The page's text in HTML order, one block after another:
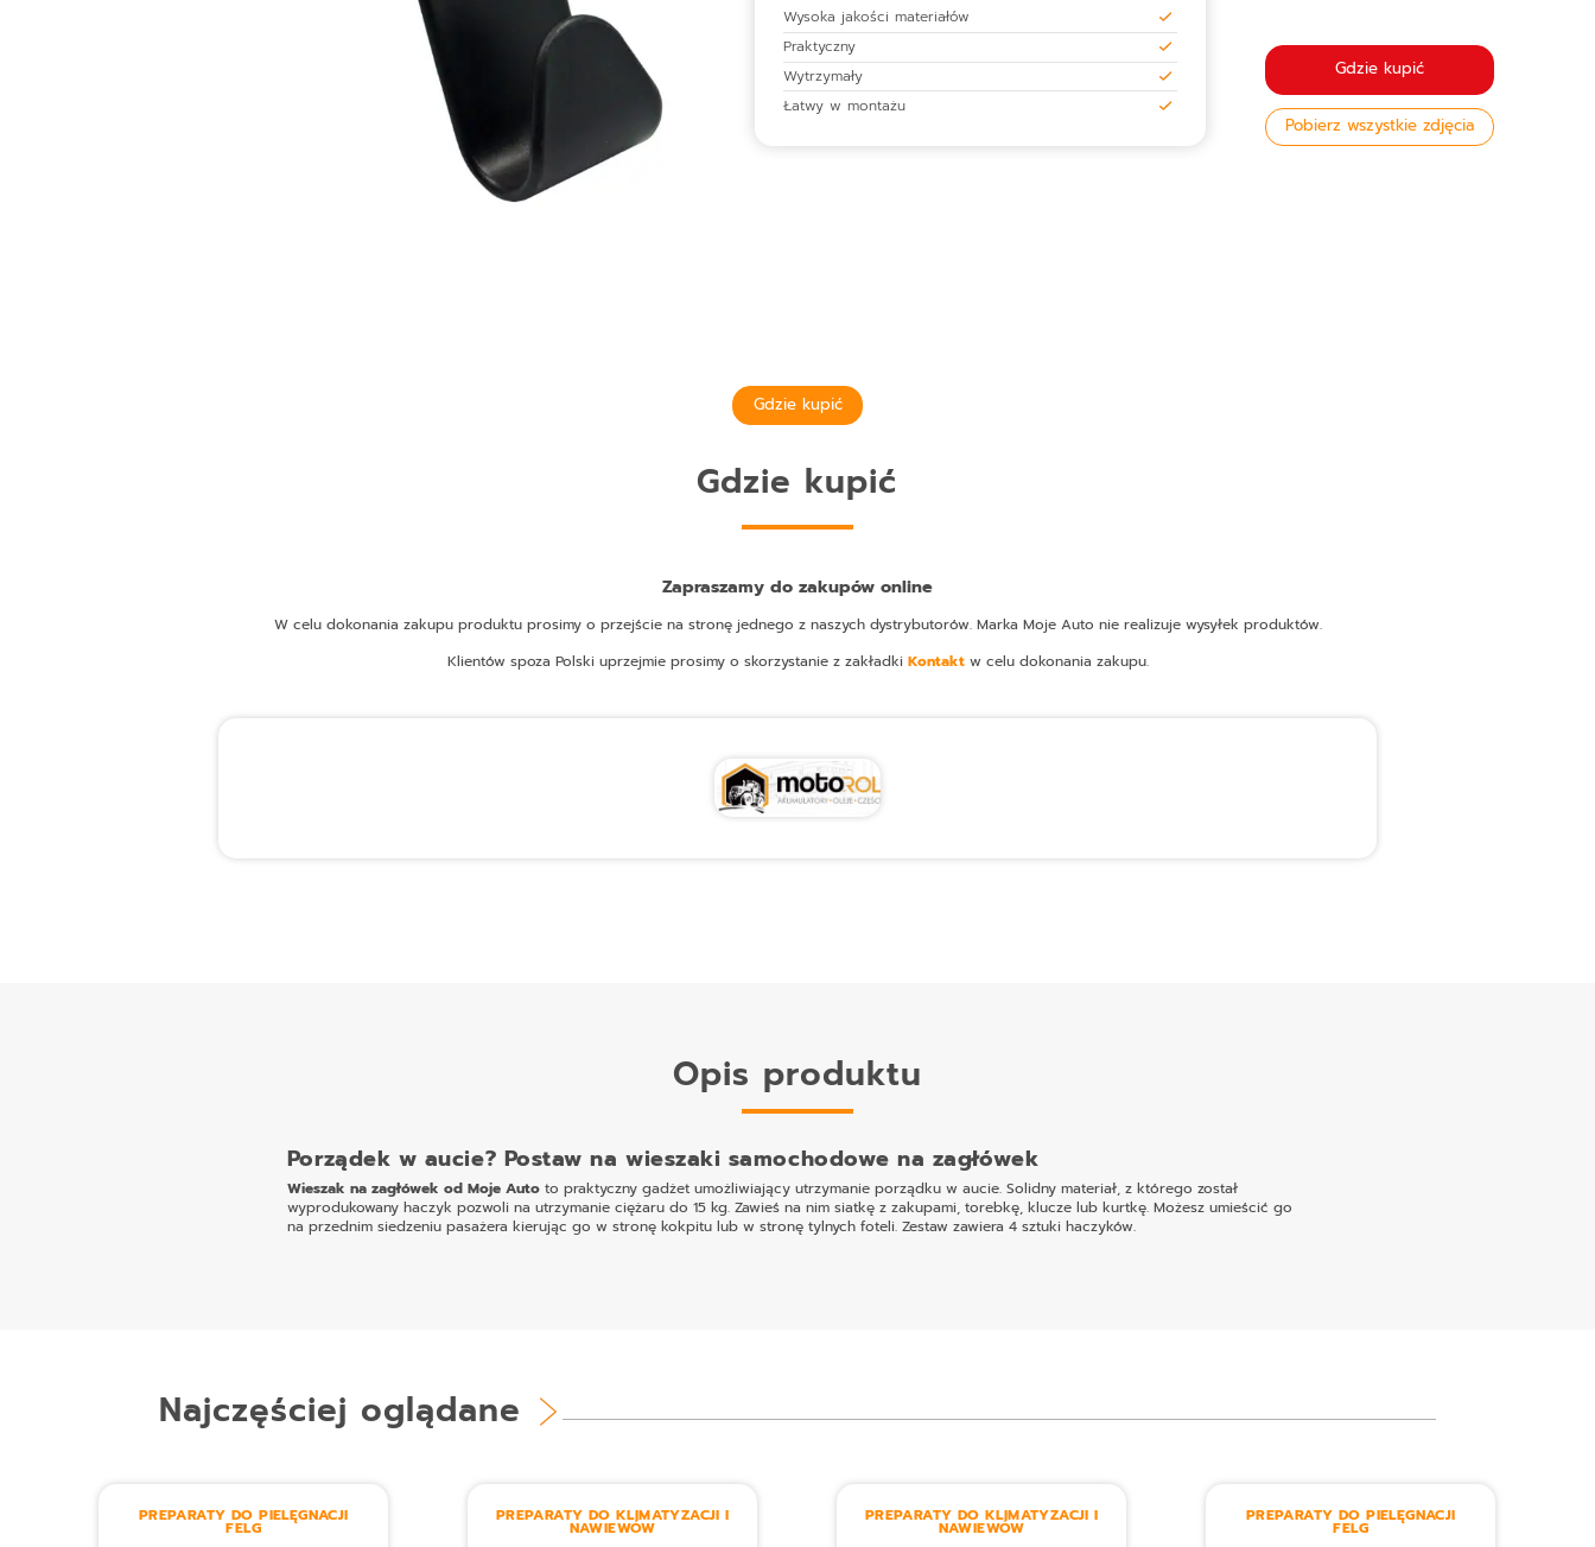
Wysoka jakości materiałów
Praktyczny
Wytrzymały
Łatwy w montażu
Gdzie kupić
Pobierz wszystkie zdjęcia
Gdzie kupić
Gdzie kupić
Zapraszamy do zakupów online
W celu dokonania zakupu produktu prosimy o przejście na stronę jednego z naszych dystrybutorów. Marka Moje Auto nie realizuje wysyłek produktów.
Klientów spoza Polski uprzejmie prosimy o skorzystanie z zakładki Kontaktw celu dokonania zakupu.
Opis produktu
Porządek w aucie? Postaw na wieszaki samochodowe na zagłówek
Wieszak na zagłówek od Moje Autoto praktyczny gadżet umożliwiający utrzymanie porządku w aucie. Solidny materiał, z którego został
wyprodukowany haczyk pozwoli na utrzymanie ciężaru do 15 kg. Zawieś na nim siatkę z zakupami, torebkę, klucze lub kurtkę. Możesz umieścić go
na przednim siedzeniu pasażera kierując go w stronę kokpitu lub w stronę tylnych foteli. Zestaw zawiera 4 sztuki haczyków.
Najczęściej oglądane
PREPARATY DO PIELĘGNACJI
FELG
PREPARATY DO KLIMATYZACJI I
NAWIEWÓW
PREPARATY DO KLIMATYZACJI I
NAWIEWÓW
PREPARATY DO PIELĘGNACJI
FELG